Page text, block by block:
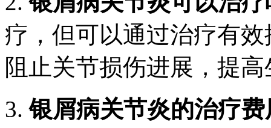
疗，但可以通过治疗有
阻止关节损伤进展，提
3.银屑病关节炎的治疗